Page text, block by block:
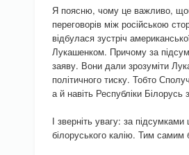
Я поясню, чому це важливо, щоб
переговорів між російською
відбулася зустріч
Лукашенком. Причому за
заяву. Вони дали зрозуміти
політичного тиску. Тобто
а й навіть Республіки Білорусь
І зверніть увагу: за підсумками
білоруського калію. Тим самим